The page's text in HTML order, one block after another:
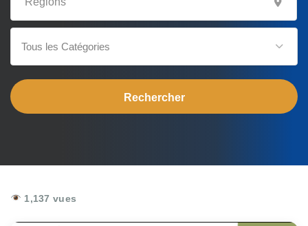
Tous les Catégories
1,137 vues